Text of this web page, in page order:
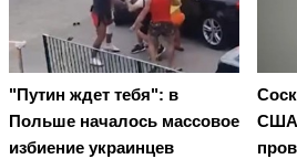
"Путин ждет тебя": в
Польше началось массовое
избиение украинцев
США